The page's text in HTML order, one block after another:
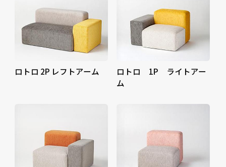
ロトロ 2P レフトアーム
ロトロ 1P ライトアー
ム